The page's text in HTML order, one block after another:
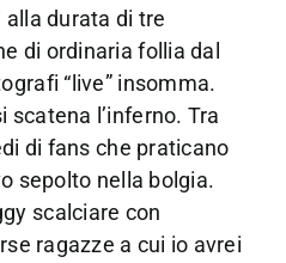
durata di tre
di ordinaria follia dal
“live” insomma.
scatena l’inferno. Tra
di fans che praticano
sepolto nella bolgia.
scalciare con
ragazze a cui io avrei